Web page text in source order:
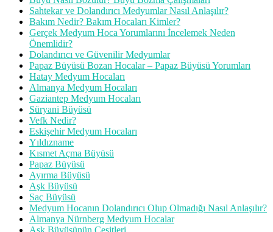
Sahtekar ve Dolandırıcı Medyumlar Nasıl Anlaşılır?
Bakım Nedir? Bakım Hocaları Kimler?
Gerçek Medyum Hoca Yorumlarını İncelemek Neden
Önemlidir?
Dolandırıcı ve Güvenilir Medyumlar
Papaz Büyüsü Bozan Hocalar – Papaz Büyüsü Yorumları
Hatay Medyum Hocaları
Almanya Medyum Hocaları
Gaziantep Medyum Hocaları
Süryani Büyüsü
Vefk Nedir?
Eskişehir Medyum Hocaları
Yıldızname
Kısmet Açma Büyüsü
Papaz Büyüsü
Ayırma Büyüsü
Aşk Büyüsü
Saç Büyüsü
Medyum Hocanın Dolandırıcı Olup Olmadığı Nasıl Anlaşılır?
Almanya Nürnberg Medyum Hocalar
Aşk Büyüsünün Çeşitleri